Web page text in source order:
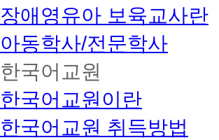
혜
택
적
용
이
가
능
합
다.
장애영유아 보육교사란
아동학사/전문학사
한국어교원
한국어교원이란
한국어교원 취득방법